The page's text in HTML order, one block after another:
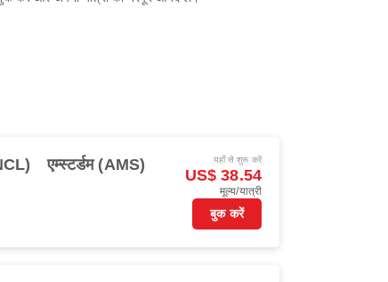
एम्स्टर्डम (AMS) यहाँ से शुरू करें
US$ 38.54
मूल्य/यात्री
बुक करें